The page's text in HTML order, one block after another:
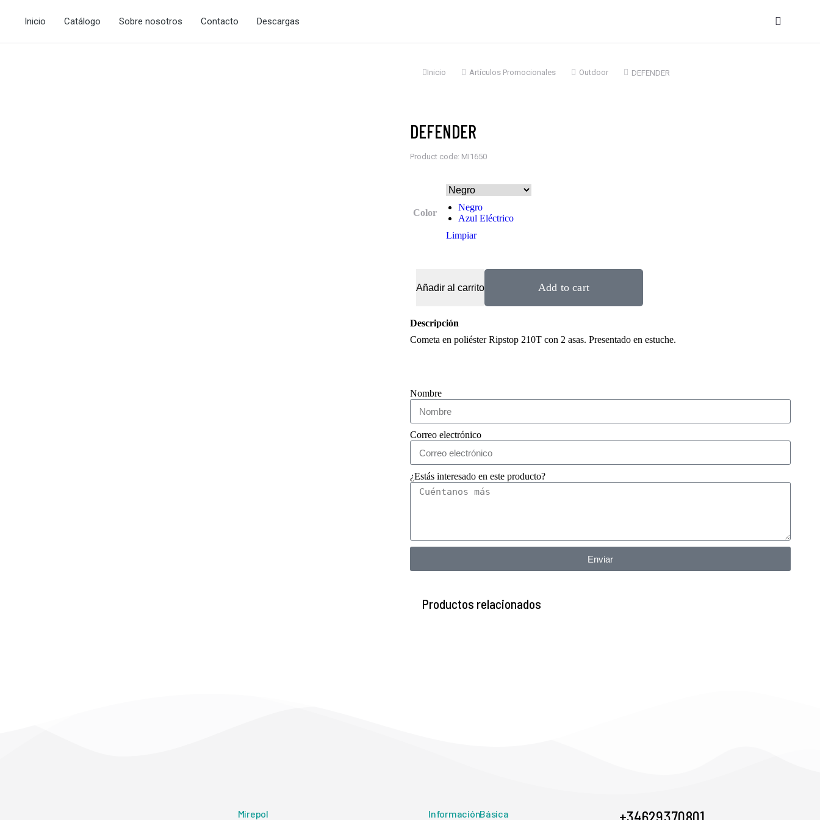
Inicio Catálogo Sobre nosotros Contacto Descargas
Estás aquí:
Inicio Artículos Promocionales Outdoor DEFENDER
DEFENDER
Product code: MI1650
Color
Negro
Azul Eléctrico
Limpiar
Añadir al carrito Add to cart
Descripción
Cometa en poliéster Ripstop 210T con 2 asas. Presentado en estuche.
Nombre
Correo electrónico
¿Estás interesado en este producto?
Enviar
Productos relacionados
Mirepol Información Básica